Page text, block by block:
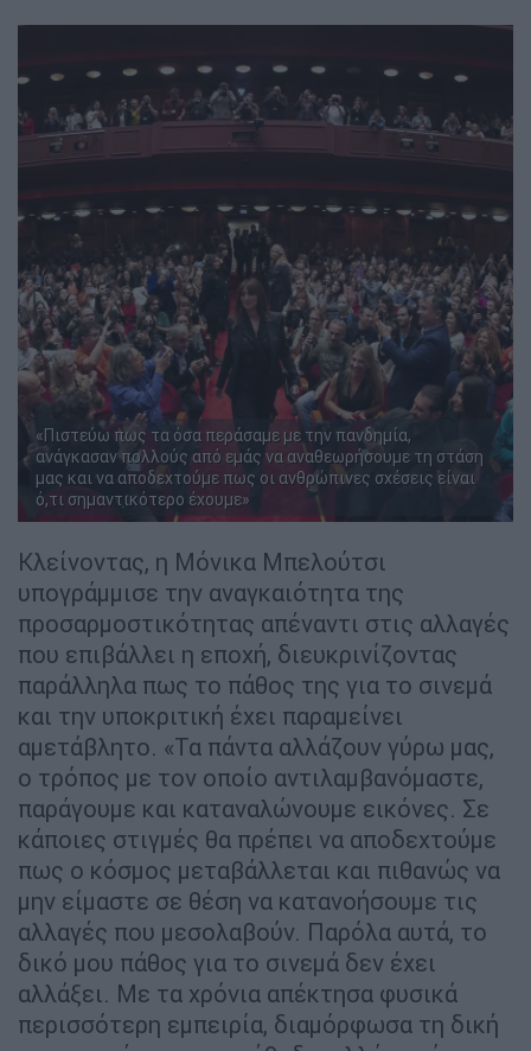
«Πιστεύω πως τα όσα περάσαμε με την πανδημία,
ανάγκασαν πολλούς από εμάς να αναθεωρήσουμε τη στάση
μας και να αποδεχτούμε πως οι ανθρώπινες σχέσεις είναι
ό,τι σημαντικότερο έχουμε»
Κλείνοντας, η Μόνικα Μπελούτσι
υπογράμμισε την αναγκαιότητα της
προσαρμοστικότητας απέναντι στις αλλαγές
που επιβάλλει η εποχή, διευκρινίζοντας
παράλληλα πως το πάθος της για το σινεμά
και την υποκριτική έχει παραμείνει
αμετάβλητο. «Τα πάντα αλλάζουν γύρω μας,
ο τρόπος με τον οποίο αντιλαμβανόμαστε,
παράγουμε και καταναλώνουμε εικόνες. Σε
κάποιες στιγμές θα πρέπει να αποδεχτούμε
πως ο κόσμος μεταβάλλεται και πιθανώς να
μην είμαστε σε θέση να κατανοήσουμε τις
αλλαγές που μεσολαβούν. Παρόλα αυτά, το
δικό μου πάθος για το σινεμά δεν έχει
αλλάξει. Με τα χρόνια απέκτησα φυσικά
περισσότερη εμπειρία, διαμόρφωσα τη δική